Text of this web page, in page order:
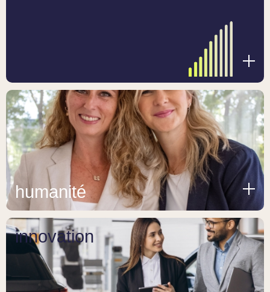
humanité
innovation